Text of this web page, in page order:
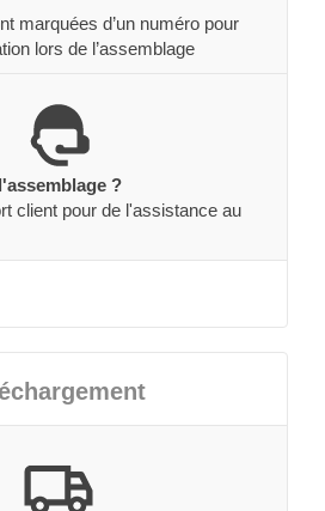
marquées d’un numéro pour
lors de l’assemblage
?
client pour de l'assistance au